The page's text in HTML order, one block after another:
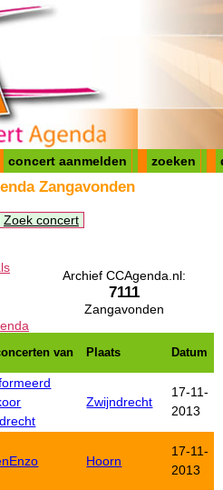
concert aanmelden zoeken
Zangavonden
Zoek concert
Archief CCAgenda.nl:
7111
Zangavonden
van Plaats Datum
Zwijndrecht
17-11-
2013
Hoorn
17-11-
2013